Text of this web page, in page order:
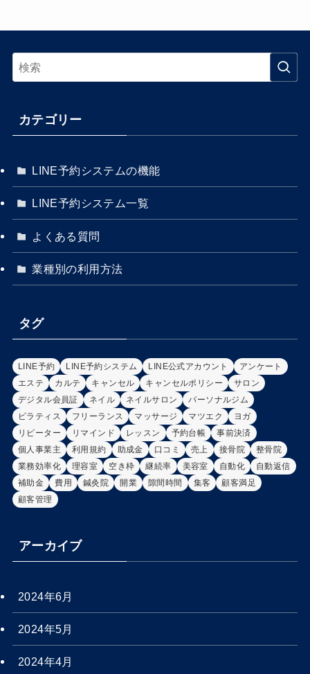
カテゴリー
LINE予約システムの機能
LINE予約システム一覧
よくある質問
業種別の利用方法
タグ
LINE予約 LINE予約システム LINE公式アカウント
アンケート
エステ
カルテ キャンセル キャンセルポリシー
サロン
デジタル会員証
ネイル ネイルサロン
パーソナルジム
ピラティス
フリーランス マッサージ マツエク
ヨガ
リピーター
リマインド レッスン 予約台帳
事前決済
個人事業主
利用規約 助成金 口コミ 売上 接骨院
整骨院
業務効率化
理容室 空き枠 継続率 美容室 自動化
自動返信
補助金
費用 鍼灸院 開業 隙間時間 集客
顧客満足
顧客管理
アーカイブ
2024年6月
2024年5月
2024年4月